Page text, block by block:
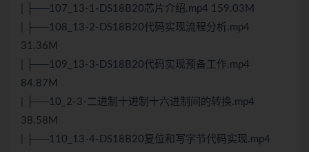
| ├──107_13-1-DS18B20芯片介绍.mp4 159.03M
| ├──108_13-2-DS18B20代码实现流程分析.mp4
31.36M
| ├──109_13-3-DS18B20代码实现预备工作.mp4
84.87M
| ├──10_2-3-二进制十进制十六进制间的转换.mp4
38.58M
| ├──110_13-4-DS18B20复位和写字节代码实现.mp4